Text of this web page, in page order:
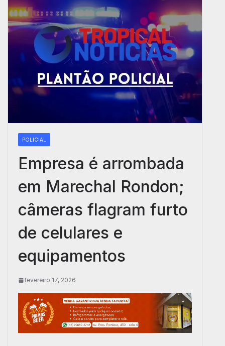
POLICIAL
Empresa é arrombada
em Marechal Rondon;
câmeras flagram furto
de celulares e
equipamentos
fevereiro 17, 2026